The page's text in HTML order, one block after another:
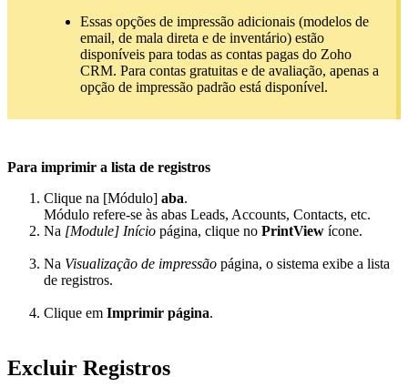
Essas opções de impressão adicionais (modelos de
email, de mala direta e de inventário) estão
disponíveis para todas as contas pagas do Zoho
CRM. Para contas gratuitas e de avaliação, apenas a
opção de impressão padrão está disponível.
Para imprimir a lista de registros
Clique na [Módulo] aba.
Módulo refere-se às abas Leads, Accounts, Contacts, etc.
Na [Module] Início página, clique no PrintView ícone.
Na Visualização de impressão página, o sistema exibe a lista
de registros.
Clique em Imprimir página.
Excluir Registros